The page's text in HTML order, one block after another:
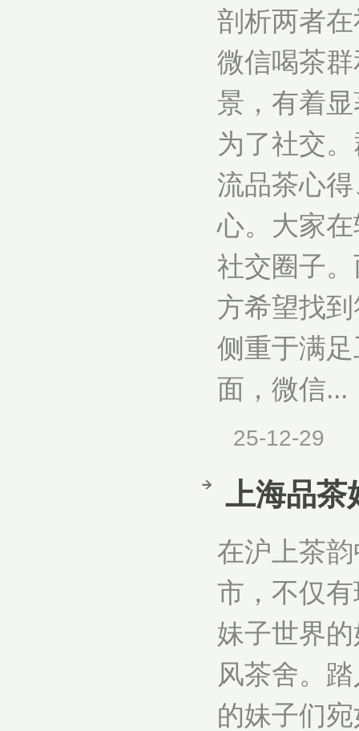
剖析两者
微信喝茶
景，有着
为了社交
流品茶心
心。大家
社交圈子
方希望找
侧重于满
面，微信...
25-12-29
上海品茶
在沪上茶
市，不仅
妹子世界
风茶舍。
的妹子们